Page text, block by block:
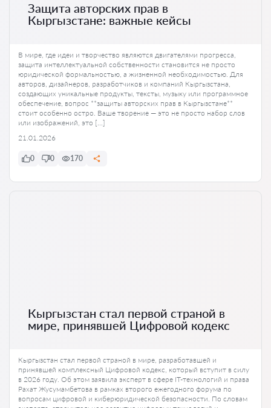
Защита авторских прав в
Кыргызстане: важные кейсы
В мире, где идеи и творчество являются двигателями прогресса,
защита интеллектуальной собственности становится не просто
юридической формальностью, а жизненной необходимостью. Для
авторов, дизайнеров, разработчиков и компаний Кыргызстана,
создающих уникальные продукты, тексты, музыку или программное
обеспечение, вопрос **защиты авторских прав в Кыргызстане**
стоит особенно остро. Ваше творение — это не просто набор слов
или изображений, это […]
21.01.2026
0 0 170
Кыргызстан стал первой страной в
мире, принявшей Цифровой кодекс
Кыргызстан стал первой страной в мире, разработавшей и
принявшей комплексный Цифровой кодекс, который вступит в силу
в 2026 году. Об этом заявила эксперт в сфере IT-технологий и права
Рахат Жусумамбетова в рамках второго ежегодного форума по
вопросам цифровой и киберюридической безопасности. По словам